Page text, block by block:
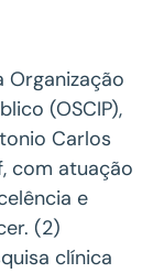
Organização
(OSCIP),
Carlos
com atuação
e
(2)
clínica